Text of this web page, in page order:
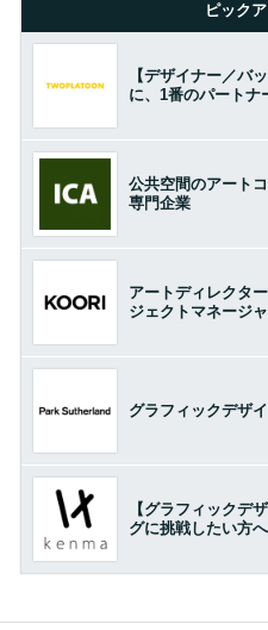
ピック
【デザイナー／バ
に、1番のパートナ
公共空間のアート
専門企業
アートディレクタ
ジェクトマネージ
グラフィックデザ
【グラフィックデ
グに挑戦したい方へ